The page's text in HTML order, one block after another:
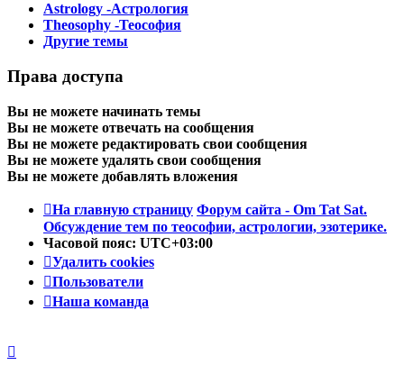
Astrology -Астрология
Theosophy -Теософия
Другие темы
Права доступа
Вы не можете начинать темы
Вы не можете отвечать на сообщения
Вы не можете редактировать свои сообщения
Вы не можете удалять свои сообщения
Вы не можете добавлять вложения
На главную страницу Форум сайта - Om Tat Sat.
Обсуждение тем по теософии, астрологии, эзотерике.
Часовой пояс: UTC+03:00
Удалить cookies
Пользователи
Наша команда